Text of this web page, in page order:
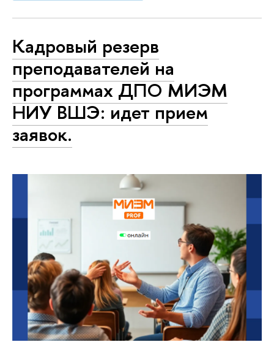
Кадровый резерв
преподавателей на
программах ДПО МИЭМ
НИУ ВШЭ: идет прием
заявок.